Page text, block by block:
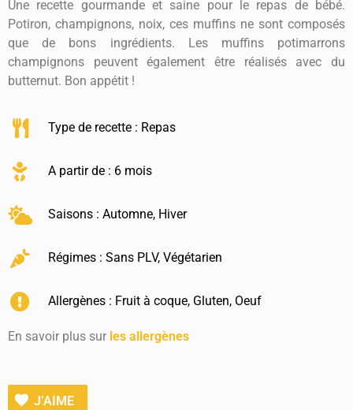
Une recette gourmande et saine pour le repas de bébé.
Potiron, champignons, noix, ces muffins ne sont composés
que de bons ingrédients. Les muffins potimarrons
champignons peuvent également être réalisés avec du
butternut. Bon appétit !
Type de recette : Repas
A partir de : 6 mois
Saisons :Automne, Hiver
Régimes :Sans PLV,Végétarien
Allergènes : Fruit à coque, Gluten, Oeuf
En savoir plus sur les allergènes
J’AIME